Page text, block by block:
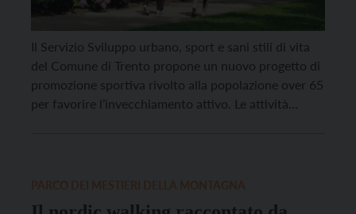
Il Servizio Sviluppo urbano, sport e sani stili di vita
del Comune di Trento propone un nuovo progetto di
promozione sportiva rivolto alla popolazione over 65
per favorire l’invecchiamento attivo. Le attività